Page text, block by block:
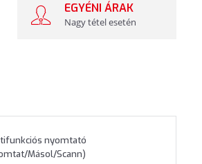
EGYÉNI ÁRAK
Nagy tétel esetén
nyomtató
Másol/Scann)